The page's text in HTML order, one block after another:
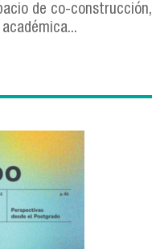
de co-construcción,